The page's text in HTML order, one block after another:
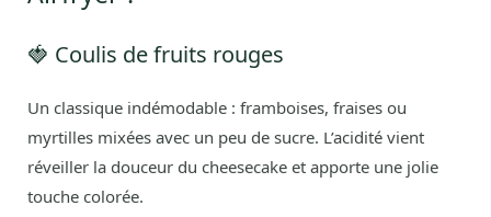
🍓 Coulis de fruits rouges
Un classique indémodable : framboises, fraises ou
myrtilles mixées avec un peu de sucre. L’acidité vient
réveiller la douceur du cheesecake et apporte une jolie
touche colorée.